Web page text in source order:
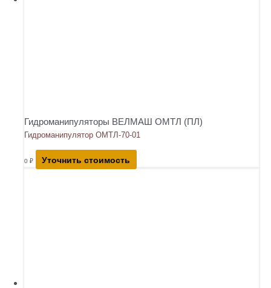
Гидроманипуляторы ВЕЛМАШ ОМТЛ (ПЛ)
Гидроманипулятор ОМТЛ-70-01
0 ₽ Уточнить стоимость